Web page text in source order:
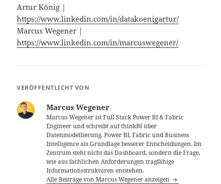
Artur König |
https://www.linkedin.com/in/datakoenigartur/
Marcus Wegener | ​
https://www.linkedin.com/in/marcuswegener/
VERÖFFENTLICHT VON
Marcus Wegener
Marcus Wegener ist Full Stack Power BI & Fabric
Engineer und schreibt auf thinkBI über
Datenmodellierung, Power BI, Fabric und Business
Intelligence als Grundlage besserer Entscheidungen. Im
Zentrum steht nicht das Dashboard, sondern die Frage,
wie aus fachlichen Anforderungen tragfähige
Informationsstrukturen entstehen.
Alle Beiträge von Marcus Wegener anzeigen